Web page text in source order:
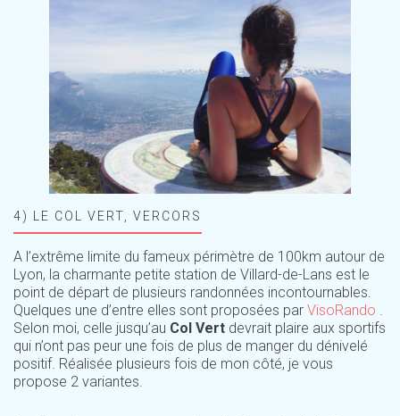
4) LE COL VERT, VERCORS
A l’extrême limite du fameux périmètre de 100km autour de
Lyon, la charmante petite station de Villard-de-Lans est le
point de départ de plusieurs randonnées incontournables.
Quelques une d’entre elles sont proposées par VisoRando .
Selon moi, celle jusqu’au Col Vert devrait plaire aux sportifs
qui n’ont pas peur une fois de plus de manger du dénivelé
positif. Réalisée plusieurs fois de mon côté, je vous
propose 2 variantes.